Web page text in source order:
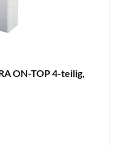
ON-TOP 4-teilig,